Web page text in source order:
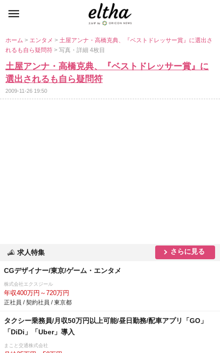
ホーム> エンタメ>土屋アンナ・高橋克典、『ベストドレッサー賞』に選出さ
れるも自ら疑問符> 写真・詳細 4枚目
土屋アンナ・高橋克典、『ベストドレッサー賞』に
選出されるも自ら疑問符
2009-11-26 19:50
求人特集 さらに見る
CGデザイナー/東京/ゲーム・エンタメ
株式会社エクスジール
年収400万円～720万円
正社員 / 契約社員 / 東京都
タクシー乗務員/月収50万円以上可能/昼日勤務/配車アプリ「GO」
「DiDi」「Uber」導入
まこと交通株式会社